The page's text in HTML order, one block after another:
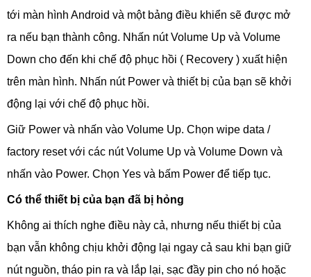
tới màn hình Android và một bảng điều khiển sẽ được mở
ra nếu bạn thành công. Nhấn nút Volume Up và Volume
Down cho đến khi chế độ phục hồi ( Recovery ) xuất hiện
trên màn hình. Nhấn nút Power và thiết bị của bạn sẽ khởi
động lại với chế độ phục hồi.
Giữ Power và nhấn vào Volume Up. Chọn wipe data /
factory reset với các nút Volume Up và Volume Down và
nhấn vào Power. Chọn Yes và bấm Power để tiếp tục.
Có thể thiết bị của bạn đã bị hỏng
Không ai thích nghe điều này cả, nhưng nếu thiết bị của
bạn vẫn không chịu khởi động lại ngay cả sau khi bạn giữ
nút nguồn, tháo pin ra và lắp lại, sạc đầy pin cho nó hoặc